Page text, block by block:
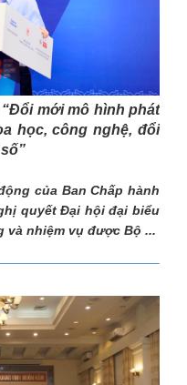
mới mô hình phát
học, công nghệ, đổi
của Ban Chấp hành
quyết Đại hội đại biểu
và nhiệm vụ được Bộ ...